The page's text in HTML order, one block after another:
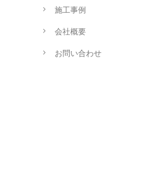
施工事例
会社概要
お問い合わせ